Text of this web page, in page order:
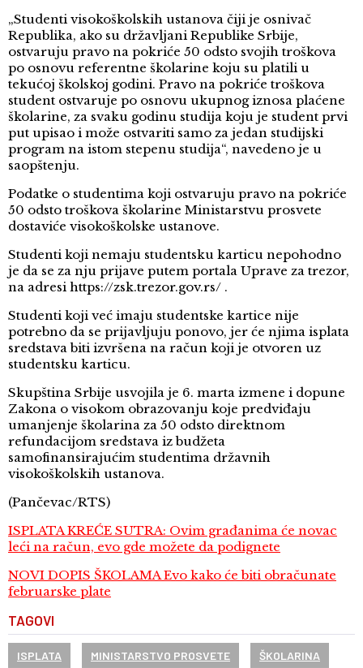
„Studenti visokoškolskih ustanova čiji je osnivač
Republika, ako su državljani Republike Srbije,
ostvaruju pravo na pokriće 50 odsto svojih troškova
po osnovu referentne školarine koju su platili u
tekućoj školskoj godini. Pravo na pokriće troškova
student ostvaruje po osnovu ukupnog iznosa plaćene
školarine, za svaku godinu studija koju je student prvi
put upisao i može ostvariti samo za jedan studijski
program na istom stepenu studija“, navedeno je u
saopštenju.
Podatke o studentima koji ostvaruju pravo na pokriće
50 odsto troškova školarine Ministarstvu prosvete
dostaviće visokoškolske ustanove.
Studenti koji nemaju studentsku karticu nepohodno
je da se za nju prijave putem portala Uprave za trezor,
na adresi https://zsk.trezor.gov.rs/ .
Studenti koji već imaju studentske kartice nije
potrebno da se prijavljuju ponovo, jer će njima isplata
sredstava biti izvršena na račun koji je otvoren uz
studentsku karticu.
Skupština Srbije usvojila je 6. marta izmene i dopune
Zakona o visokom obrazovanju koje predviđaju
umanjenje školarina za 50 odsto direktnom
refundacijom sredstava iz budžeta
samofinansirajućim studentima državnih
visokoškolskih ustanova.
(Pančevac/RTS)
ISPLATA KREĆE SUTRA: Ovim građanima će novac
leći na račun, evo gde možete da podignete
NOVI DOPIS ŠKOLAMA Evo kako će biti obračunate
februarske plate
TAGOVI
ISPLATA MINISTARSTVO PROSVETE ŠKOLARINA